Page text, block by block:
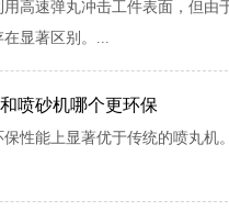
高速弹丸冲击工件表面，但
显著区别。...
喷砂机哪个更环保
性能上显著优于传统的喷丸